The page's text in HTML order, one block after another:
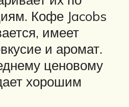
Кофе Jacobs
имеет
и аромат.
ценовому
хорошим